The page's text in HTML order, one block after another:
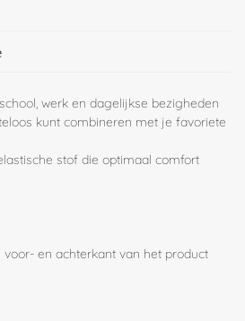
werk en dagelijkse bezigheden
kunt combineren met je favoriete
stof die optimaal comfort
voor- en achterkant van het product